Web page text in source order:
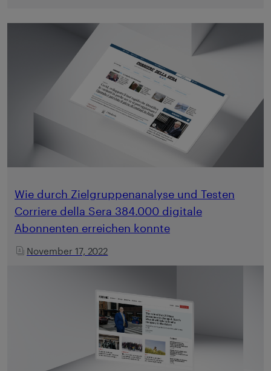
Wie durch Zielgruppenanalyse und Testen
Corriere della Sera 384.000 digitale
Abonnenten erreichen konnte
November 17, 2022